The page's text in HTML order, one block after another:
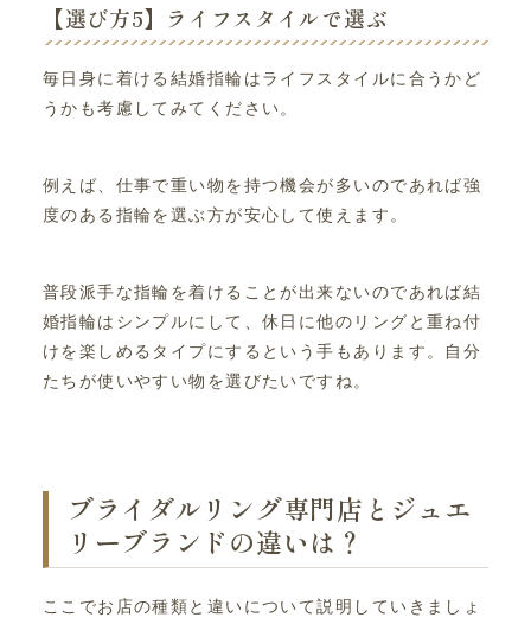
【選び方5】ライフスタイルで選ぶ
毎日身に着ける結婚指輪はライフスタイルに合うかど
うかも考慮してみてください。
例えば、仕事で重い物を持つ機会が多いのであれば強
度のある指輪を選ぶ方が安心して使えます。
普段派手な指輪を着けることが出来ないのであれば結
婚指輪はシンプルにして、休日に他のリングと重ね付
けを楽しめるタイプにするという手もあります。自分
たちが使いやすい物を選びたいですね。
ブライダルリング専門店とジュエ
リーブランドの違いは？
ここでお店の種類と違いについて説明していきましょ